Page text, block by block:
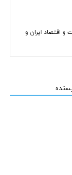
و اقتصاد ایران و